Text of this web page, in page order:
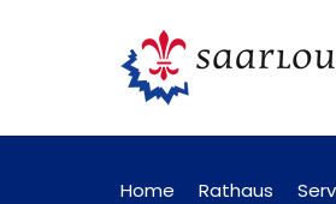
Öffentliche
Home Rathaus